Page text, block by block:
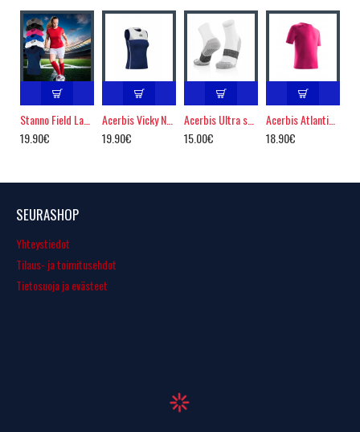
19.90€
Acerbis Vicky Naisten Lentopallopaita
19.90€
Acerbis Ultra sukka
15.00€
Acerbis Atlantis pelipaita
18.90€
SEURASHOP
Yhteystiedot
Tilaus- ja toimitusehdot
Tietosuoja ja evästeet